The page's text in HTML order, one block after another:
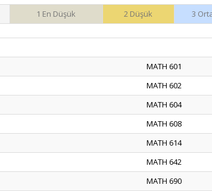
1 En Düşük 2 Düşük 3
MATH 601
MATH 602
MATH 604
MATH 608
MATH 614
MATH 642
MATH 690